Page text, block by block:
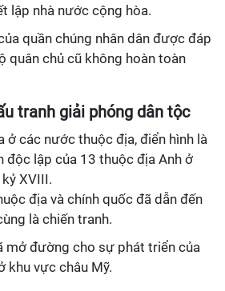
lập nhà nước cộng hòa.
quần chúng nhân dân được đáp
quân chủ cũ không hoàn toàn
tranh giải phóng dân tộc
ở các nước thuộc địa, điển hình là
độc lập của 13 thuộc địa Anh ở
XVIII.
địa và chính quốc đã dẫn đến
là chiến tranh.
mở đường cho sự phát triển của
khu vực châu Mỹ.